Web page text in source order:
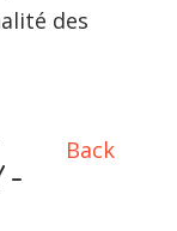
des
Back
-